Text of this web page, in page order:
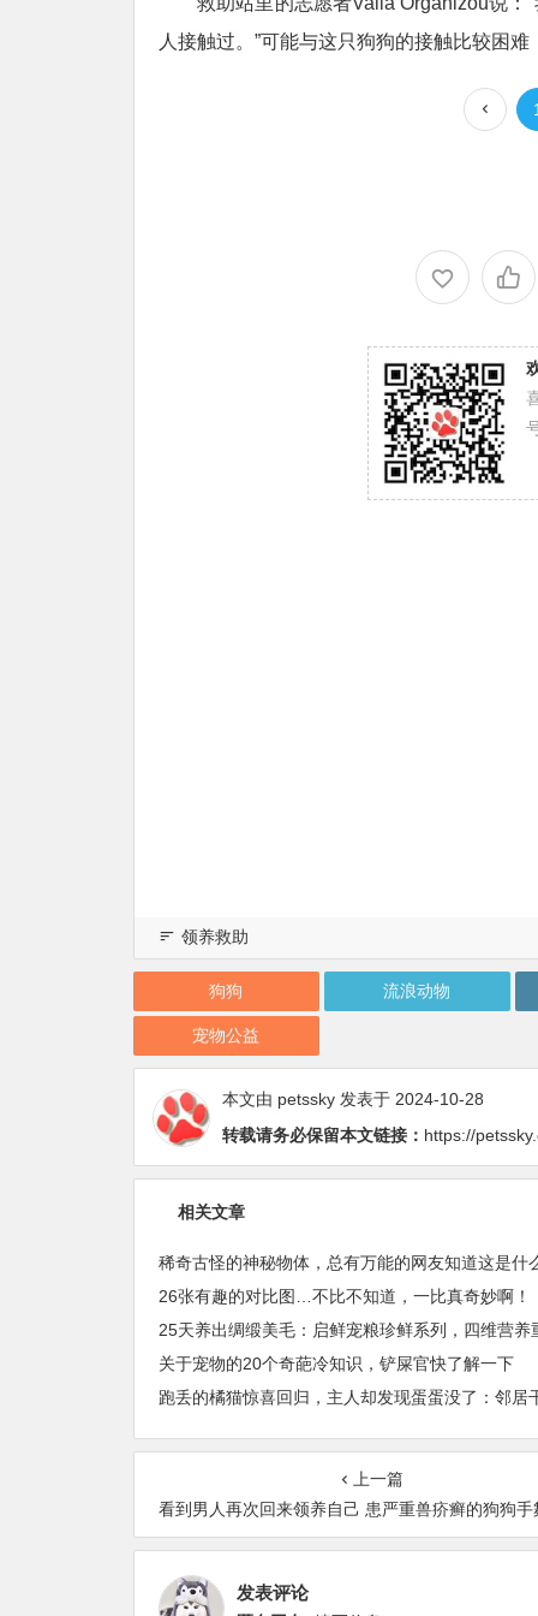
人接触过。”可能与这只狗狗的接触比较困
领养救助
狗狗 流浪动物
宠物公益
本文由 petssky 发表于 2024-10-28
转载请务必保留本文链接： https://
相关文章
稀奇古怪的神秘物体，总有万能的网友知道这是什
26张有趣的对比图…不比不知道，一比真奇妙啊！
关于宠物的20个奇葩冷知识，铲屎官快了解一下
上一篇
看到男人再次回来领养自己 患严重兽疥癣的狗狗手舞足
发表评论